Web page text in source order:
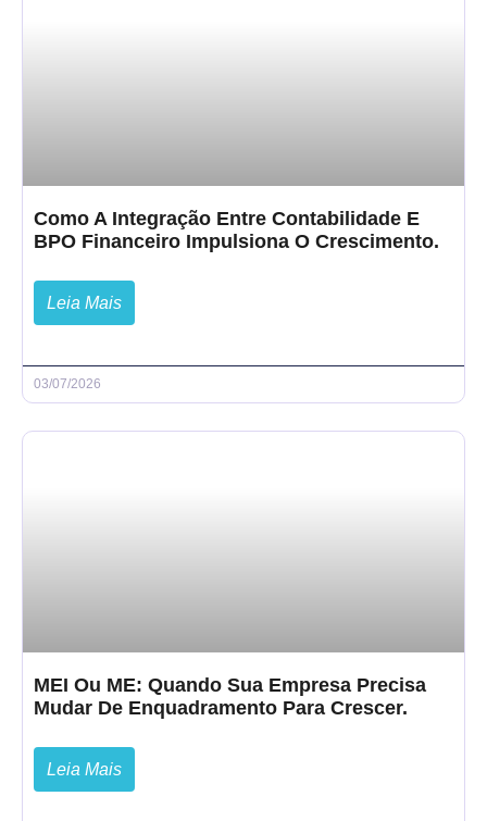
Como A Integração Entre Contabilidade E
BPO Financeiro Impulsiona O Crescimento.
Leia Mais
03/07/2026
MEI Ou ME: Quando Sua Empresa Precisa
Mudar De Enquadramento Para Crescer.
Leia Mais